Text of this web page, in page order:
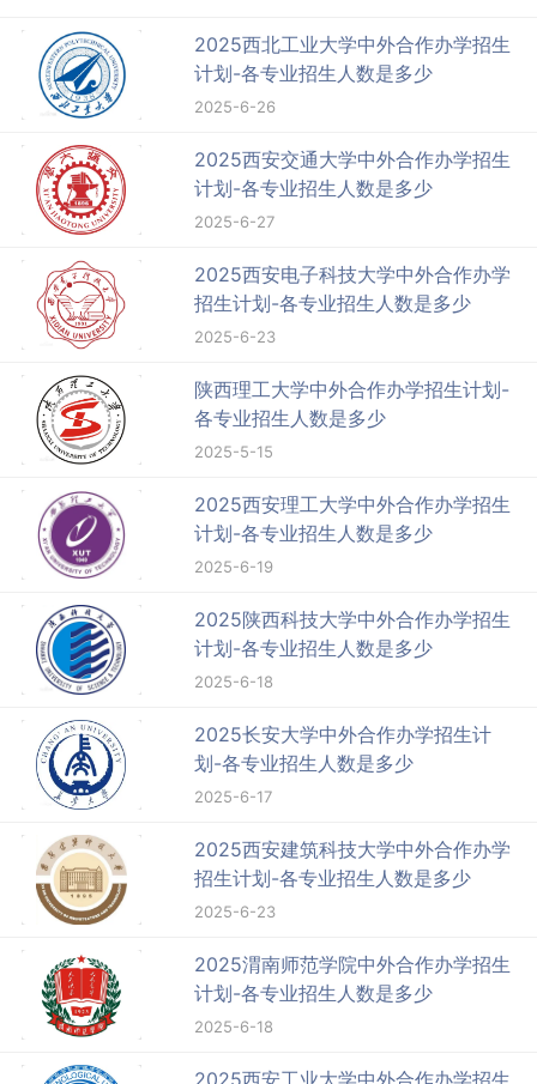
2025西北工业大学中外合作办学招生
计划-各专业招生人数是多少
2025-6-26
2025西安交通大学中外合作办学招生
计划-各专业招生人数是多少
2025-6-27
2025西安电子科技大学中外合作办学
招生计划-各专业招生人数是多少
2025-6-23
陕西理工大学中外合作办学招生计划-
各专业招生人数是多少
2025-5-15
2025西安理工大学中外合作办学招生
计划-各专业招生人数是多少
2025-6-19
2025陕西科技大学中外合作办学招生
计划-各专业招生人数是多少
2025-6-18
2025长安大学中外合作办学招生计
划-各专业招生人数是多少
2025-6-17
2025西安建筑科技大学中外合作办学
招生计划-各专业招生人数是多少
2025-6-23
2025渭南师范学院中外合作办学招生
计划-各专业招生人数是多少
2025-6-18
2025西安工业大学中外合作办学招生